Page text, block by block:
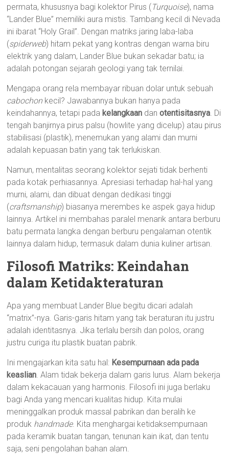
permata, khususnya bagi kolektor Pirus (Turquoise), nama
“Lander Blue” memiliki aura mistis. Tambang kecil di Nevada
ini ibarat “Holy Grail”. Dengan matriks jaring laba-laba
(spiderweb) hitam pekat yang kontras dengan warna biru
elektrik yang dalam, Lander Blue bukan sekadar batu; ia
adalah potongan sejarah geologi yang tak ternilai.
Mengapa orang rela membayar ribuan dolar untuk sebuah
cabochon kecil? Jawabannya bukan hanya pada
keindahannya, tetapi pada kelangkaan danotentisitasnya . Di
tengah banjirnya pirus palsu (howlite yang dicelup) atau pirus
stabilisasi (plastik), menemukan yang alami dan murni
adalah kepuasan batin yang tak terlukiskan.
Namun, mentalitas seorang kolektor sejati tidak berhenti
pada kotak perhiasannya. Apresiasi terhadap hal-hal yang
murni, alami, dan dibuat dengan dedikasi tinggi
(craftsmanship) biasanya merembes ke aspek gaya hidup
lainnya. Artikel ini membahas paralel menarik antara berburu
batu permata langka dengan berburu pengalaman otentik
lainnya dalam hidup, termasuk dalam dunia kuliner artisan.
Filosofi Matriks: Keindahan
dalam Ketidakteraturan
Apa yang membuat Lander Blue begitu dicari adalah
“matrix”-nya. Garis-garis hitam yang tak beraturan itu justru
adalah identitasnya. Jika terlalu bersih dan polos, orang
justru curiga itu plastik buatan pabrik.
Ini mengajarkan kita satu hal: Kesempurnaan ada pada
keaslian . Alam tidak bekerja dalam garis lurus. Alam bekerja
dalam kekacauan yang harmonis. Filosofi ini juga berlaku
bagi Anda yang mencari kualitas hidup. Kita mulai
meninggalkan produk massal pabrikan dan beralih ke
produk handmade. Kita menghargai ketidaksempurnaan
pada keramik buatan tangan, tenunan kain ikat, dan tentu
saja, seni pengolahan bahan alam.